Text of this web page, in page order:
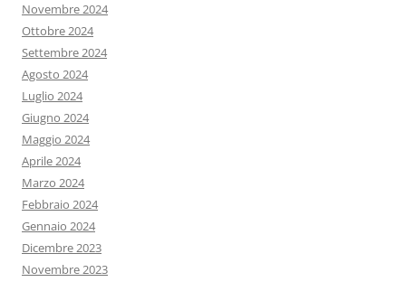
Novembre 2024
Ottobre 2024
Settembre 2024
Agosto 2024
Luglio 2024
Giugno 2024
Maggio 2024
Aprile 2024
Marzo 2024
Febbraio 2024
Gennaio 2024
Dicembre 2023
Novembre 2023